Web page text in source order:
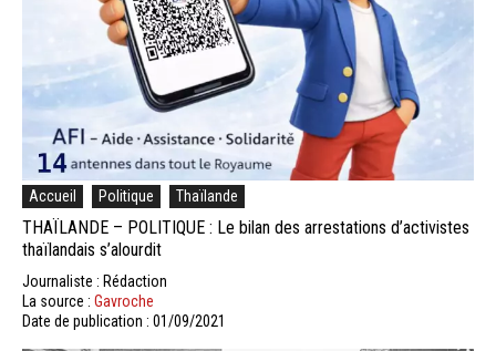
Accueil Politique Thaïlande
THAÏLANDE – POLITIQUE : Le bilan des arrestations d’activistes
thaïlandais s’alourdit
Journaliste : Rédaction
La source : Gavroche
Date de publication : 01/09/2021